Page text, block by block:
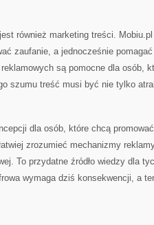
również marketing treści.
zaufanie, a jednocześnie
są pomocne dla osób,
szumu treść musi być nie tylko
dla osób, które chcą
zrozumieć mechanizmy
To przydatne źródło wiedzy dla
wymaga dziś konsekwencji, a